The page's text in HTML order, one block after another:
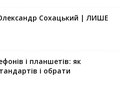
Сохацький | ЛИШЕ
і планшетів: як
і обрати